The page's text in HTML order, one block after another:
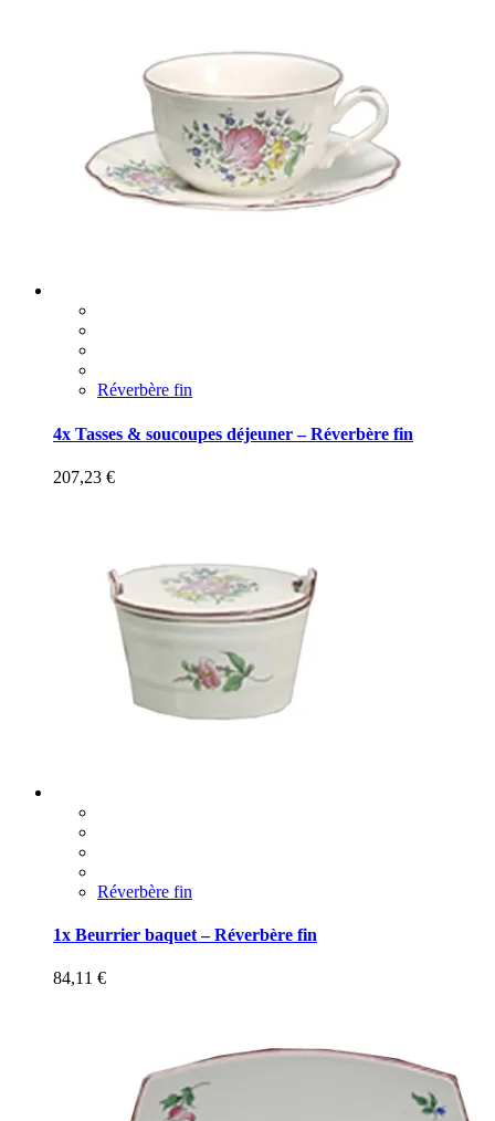
Réverbère fin
4x Tasses & soucoupes déjeuner – Réverbère fin
207,23 €
Réverbère fin
1x Beurrier baquet – Réverbère fin
84,11 €